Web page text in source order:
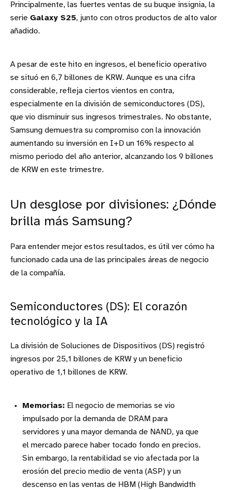
Principalmente, las fuertes ventas de su buque insignia, la
serie Galaxy S25, junto con otros productos de alto valor
añadido.
A pesar de este hito en ingresos, el beneficio operativo
se situó en 6,7 billones de KRW. Aunque es una cifra
considerable, refleja ciertos vientos en contra,
especialmente en la división de semiconductores (DS),
que vio disminuir sus ingresos trimestrales. No obstante,
Samsung demuestra su compromiso con la innovación
aumentando su inversión en I+D un 16% respecto al
mismo periodo del año anterior, alcanzando los 9 billones
de KRW en este trimestre.
Un desglose por divisiones: ¿Dónde
brilla más Samsung?
Para entender mejor estos resultados, es útil ver cómo ha
funcionado cada una de las principales áreas de negocio
de la compañía.
Semiconductores (DS): El corazón
tecnológico y la IA
La división de Soluciones de Dispositivos (DS) registró
ingresos por 25,1 billones de KRW y un beneficio
operativo de 1,1 billones de KRW.
Memorias: El negocio de memorias se vio
impulsado por la demanda de DRAM para
servidores y una mayor demanda de NAND, ya que
el mercado parece haber tocado fondo en precios.
Sin embargo, la rentabilidad se vio afectada por la
erosión del precio medio de venta (ASP) y un
descenso en las ventas de HBM (High Bandwidth